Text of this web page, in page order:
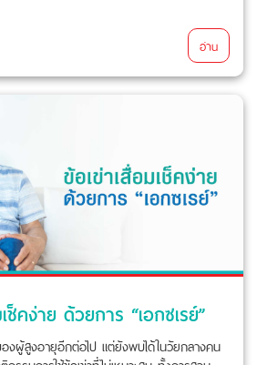
อ่าน
ช็คง่าย ด้วยการ “เอกซเรย์”
องผู้สูงอายุอีกต่อไป แต่ยังพบได้ในวัยกลางคน